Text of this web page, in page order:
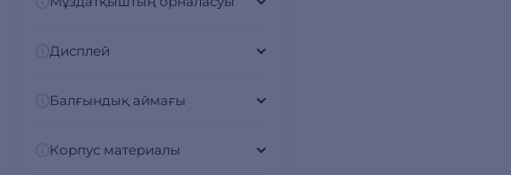
Дисплей
Балғындық аймағы
Корпус материалы